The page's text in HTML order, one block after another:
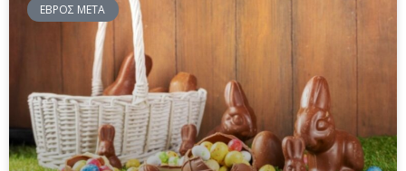
ΕΒΡΟΣ ΜΕΤΑ